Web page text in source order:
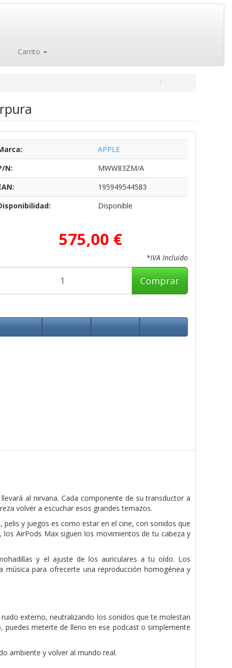
Carrito
APPLE
N:
MWW83ZM/A
195949544583
Disponible
575,00 €
*IVA Incluido
Comprar
al nirvana. Cada componente de su transductor a
volver a escuchar esos grandes temazos.
y juegos es como estar en el cine, con sonidos que
AirPods Max siguen los movimientos de tu cabeza y
y el ajuste de los auriculares a tu oído. Los
para ofrecerte una reproducción homogénea y
externo, neutralizando los sonidos que te molestan
puedes meterte de lleno en ese podcast o simplemente
ambiente y volver al mundo real.